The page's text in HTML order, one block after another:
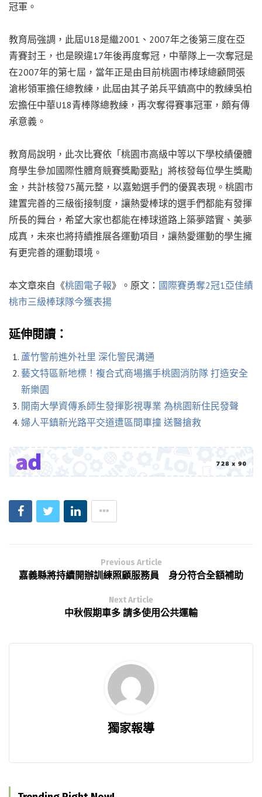
冠軍。
教育局強調，此屆U18是繼2001、2007年之後第三度在亞
青賽封王，也是睽違17年後再度奪冠，中華隊上一次奪冠是
在2007年的第七屆，當年正是由目前桃園市棒球總顧問張
滄彬領軍擔任總教練，此屆由其子弟兵平鎮高中的教練吳柏
宏擔任中華U18青棒隊總教練，再次奪得賽事冠軍，頗有傳
承意義。
教育局說明，此次比賽依「桃園市高級中等以下學校績優體
育學生參加國際性體育競賽獎勵要點」將核發每位學生獎勵
金，共計核發75萬元整，以嘉勉選手們的優異表現。桃園市
建置完善的三級銜接制度，讓熱愛棒球的選手們都能有發揮
所長的舞台，希望大家也都能在棒球道路上築夢踏實、美夢
成真，未來也將持續推展各運動項目，讓熱愛運動的學生擁
有更完善的運動環境。
本文章來自《桃園電子報》。原文： 國際賽勇奪2冠1亞佳績
桃市三級棒球隊今獲表揚
延伸閱讀：
蘆竹警前進外社里 深化警民溝通
藝文特區新地標！複合式商場攜手桃園消防隊 打造安全
新樂園
開南大學資傳系師生發揮影視專業 為桃園新住民發聲
婦人平鎮新光路平交道遭區間車撞 送醫搶救
Previous Article
嘉義縣將持續開辦訓練照顧服務員 身分符合全額補助
Next Article
中秋假期車多 請多使用公共運輸
獨家報導